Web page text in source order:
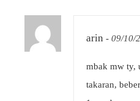
arin - 09/10/
mbak mw ty,
takaran,